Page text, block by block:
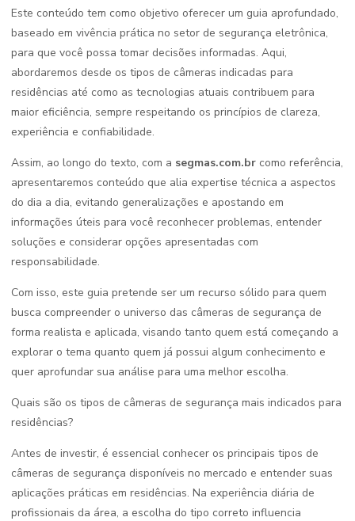
Este conteúdo tem como objetivo oferecer um guia aprofundado,
baseado em vivência prática no setor de segurança eletrônica,
para que você possa tomar decisões informadas. Aqui,
abordaremos desde os tipos de câmeras indicadas para
residências até como as tecnologias atuais contribuem para
maior eficiência, sempre respeitando os princípios de clareza,
experiência e confiabilidade.
Assim, ao longo do texto, com a segmas.com.br como referência,
apresentaremos conteúdo que alia expertise técnica a aspectos
do dia a dia, evitando generalizações e apostando em
informações úteis para você reconhecer problemas, entender
soluções e considerar opções apresentadas com
responsabilidade.
Com isso, este guia pretende ser um recurso sólido para quem
busca compreender o universo das câmeras de segurança de
forma realista e aplicada, visando tanto quem está começando a
explorar o tema quanto quem já possui algum conhecimento e
quer aprofundar sua análise para uma melhor escolha.
Quais são os tipos de câmeras de segurança mais indicados para
residências?
Antes de investir, é essencial conhecer os principais tipos de
câmeras de segurança disponíveis no mercado e entender suas
aplicações práticas em residências. Na experiência diária de
profissionais da área, a escolha do tipo correto influencia